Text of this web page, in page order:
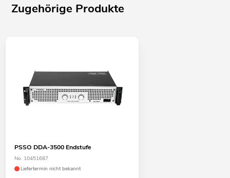
Zugehörige Produkte
PSSO DDA-3500 Endstufe
No. 10451687
Liefertermin nicht bekannt